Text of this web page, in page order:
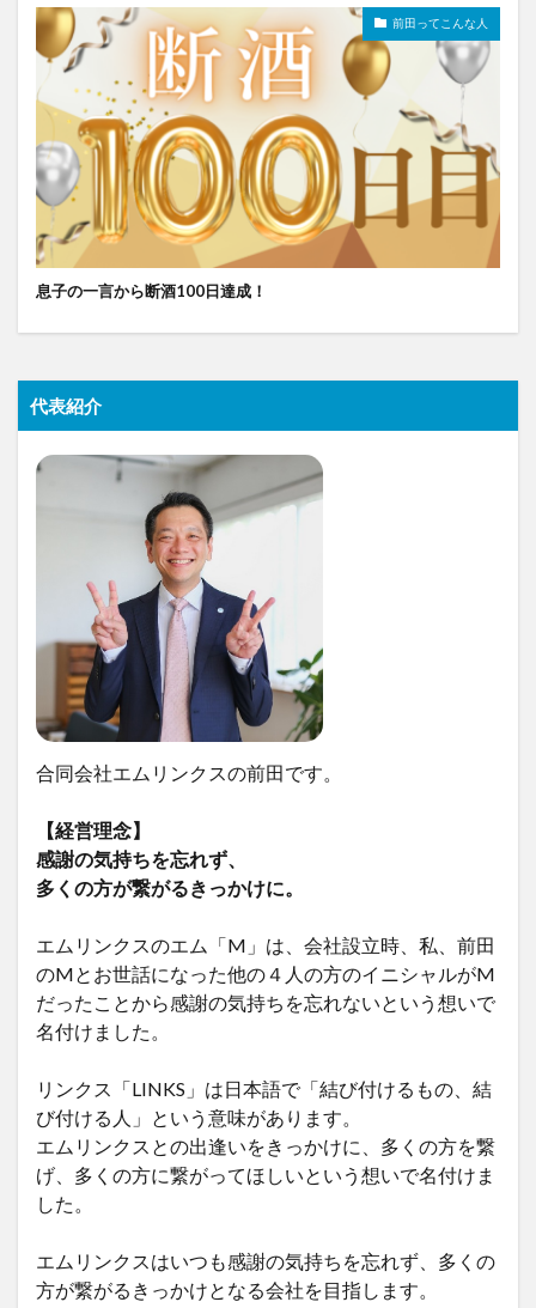
前田ってこんな人
息子の一言から断酒100日達成！
代表紹介
合同会社エムリンクスの前田です。
【経営理念】
感謝の気持ちを忘れず、
多くの方が繋がるきっかけに。
エムリンクスのエム「M」は、会社設立時、私、前田
のMとお世話になった他の４人の方のイニシャルがM
だったことから感謝の気持ちを忘れないという想いで
名付けました。
リンクス「LINKS」は日本語で「結び付けるもの、結
び付ける人」という意味があります。
エムリンクスとの出逢いをきっかけに、多くの方を繋
げ、多くの方に繋がってほしいという想いで名付けま
した。
エムリンクスはいつも感謝の気持ちを忘れず、多くの
方が繋がるきっかけとなる会社を目指します。